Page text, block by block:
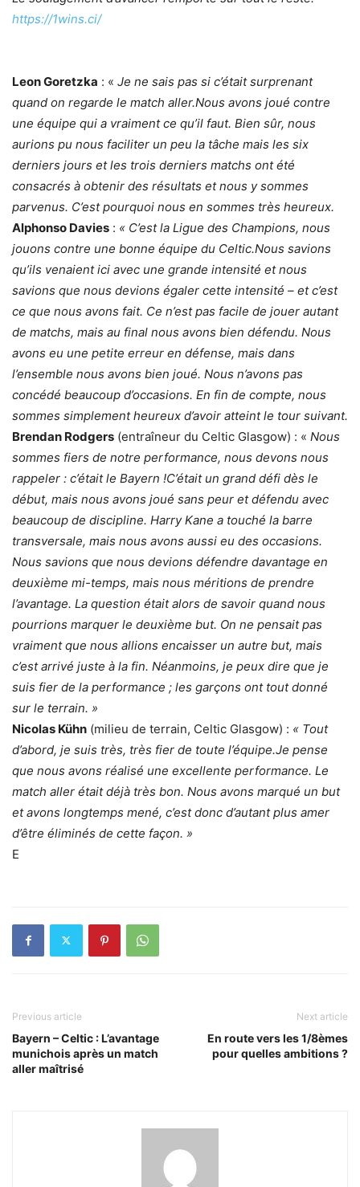
https://1wins.ci/
Leon Goretzka : « Je ne sais pas si c’était surprenant
quand on regarde le match aller.Nous avons joué contre
une équipe qui a vraiment ce qu’il faut. Bien sûr, nous
aurions pu nous faciliter un peu la tâche mais les six
derniers jours et les trois derniers matchs ont été
consacrés à obtenir des résultats et nous y sommes
parvenus. C’est pourquoi nous en sommes très heureux.
Alphonso Davies : « C’est la Ligue des Champions, nous
jouons contre une bonne équipe du Celtic.Nous savions
qu’ils venaient ici avec une grande intensité et nous
savions que nous devions égaler cette intensité – et c’est
ce que nous avons fait. Ce n’est pas facile de jouer autant
de matchs, mais au final nous avons bien défendu. Nous
avons eu une petite erreur en défense, mais dans
l’ensemble nous avons bien joué. Nous n’avons pas
concédé beaucoup d’occasions. En fin de compte, nous
sommes simplement heureux d’avoir atteint le tour suivant.
Brendan Rodgers (entraîneur du Celtic Glasgow) : « Nous
sommes fiers de notre performance, nous devons nous
rappeler : c’était le Bayern !C’était un grand défi dès le
début, mais nous avons joué sans peur et défendu avec
beaucoup de discipline. Harry Kane a touché la barre
transversale, mais nous avons aussi eu des occasions.
Nous savions que nous devions défendre davantage en
deuxième mi-temps, mais nous méritions de prendre
l’avantage. La question était alors de savoir quand nous
pourrions marquer le deuxième but. On ne pensait pas
vraiment que nous allions encaisser un autre but, mais
c’est arrivé juste à la fin. Néanmoins, je peux dire que je
suis fier de la performance ; les garçons ont tout donné
sur le terrain. »
Nicolas Kühn (milieu de terrain, Celtic Glasgow) : « Tout
d’abord, je suis très, très fier de toute l’équipe.Je pense
que nous avons réalisé une excellente performance. Le
match aller était déjà très bon. Nous avons marqué un but
et avons longtemps mené, c’est donc d’autant plus amer
d’être éliminés de cette façon. »
E
Previous article
Bayern – Celtic : L’avantage
munichois après un match
aller maîtrisé
Next article
En route vers les 1/8èmes
pour quelles ambitions ?